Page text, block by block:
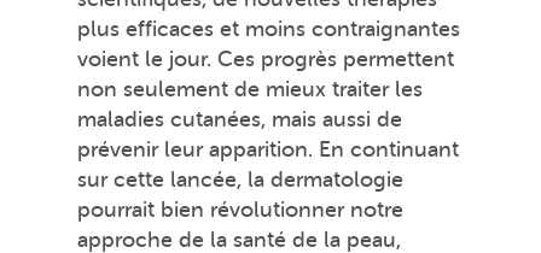
plus efficaces et moins contraignantes
voient le jour. Ces progrès permettent
non seulement de mieux traiter les
maladies cutanées, mais aussi de
prévenir leur apparition. En continuant
sur cette lancée, la dermatologie
pourrait bien révolutionner notre
approche de la santé de la peau,